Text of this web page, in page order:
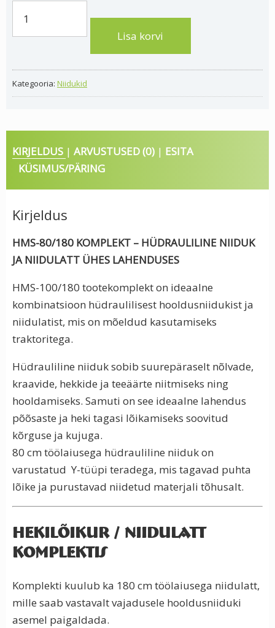
niiduk
HMS-
kogus
Lisa korvi
Kategooria: Niidukid
KIRJELDUS ARVUSTUSED (0)
ESITA
KÜSIMUS/PÄRING
Kirjeldus
HMS-80/180 KOMPLEKT – HÜDRAULILINE NIIDUK
JA NIIDULATT ÜHES LAHENDUSES
HMS-100/180 tootekomplekt on ideaalne
kombinatsioon hüdraulilisest hooldusniidukist ja
niidulatist, mis on mõeldud kasutamiseks
traktoritega.
Hüdrauliline niiduk sobib suurepäraselt nõlvade,
kraavide, hekkide ja teeäärte niitmiseks ning
hooldamiseks. Samuti on see ideaalne lahendus
põõsaste ja heki tagasi lõikamiseks soovitud
kõrguse ja kujuga.
80 cm töölaiusega hüdrauliline niiduk on
varustatud Y-tüüpi teradega, mis tagavad puhta
lõike ja purustavad niidetud materjali tõhusalt.
Hekilõikur / niidulatt
komplektis
Komplekti kuulub ka 180 cm töölaiusega niidulatt,
mille saab vastavalt vajadusele hooldusniiduki
asemel paigaldada.